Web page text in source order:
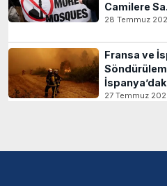
Camilere
28 Temmuz
Fransa ve
27 Temmuz